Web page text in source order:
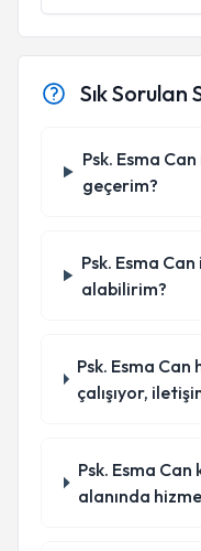
Sık Sorulan
Psk. Esma
geçerim?
Psk. Esma
alabilirim?
Psk. Esma
çalışıyor,
Psk. Esma
alanında